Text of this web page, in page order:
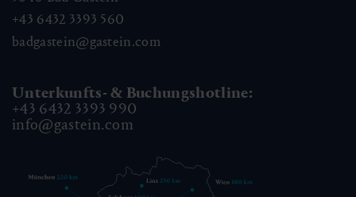
+43 6432 3393 560
badgastein@gastein.com
Unterkunfts- & Buchungshotline:
+43 6432 3393 990
info@gastein.com